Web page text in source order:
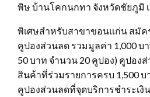
พิษ บ้านโคกนกทา จังหวัดชัยภูมิ
พิเศษสำหรับสาขาขอนแก่น สมั
คูปองส่วนลด รวมมูลค่า 1,000
50 บาท จำนวน 20 คูปอง) คูปอง
สินค้าที่ร่วมรายการครบ 1,500 บ
คูปองส่วนลดที่จุดบริการชำระเงิ